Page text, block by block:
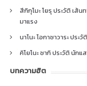
สึกิกุโมะ โยรุ ประวัติ เส้
มาแรง
นาโนะ โอกาซาวาระ ปร
คิโยโนะ ซากิ ประวัติ นัก
บทความฮิต